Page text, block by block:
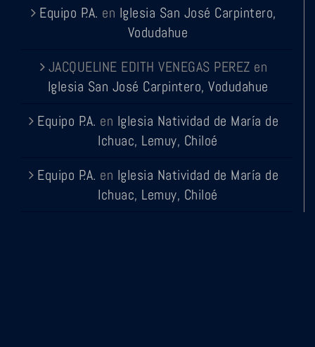
Equipo P.A. en Iglesia San José Carpintero,
Vodudahue
JACQUELINE EDITH VENEGAS PEREZ en
Iglesia San José Carpintero, Vodudahue
Equipo P.A. en Iglesia Natividad de María de
Ichuac, Lemuy, Chiloé
Equipo P.A. en Iglesia Natividad de María de
Ichuac, Lemuy, Chiloé